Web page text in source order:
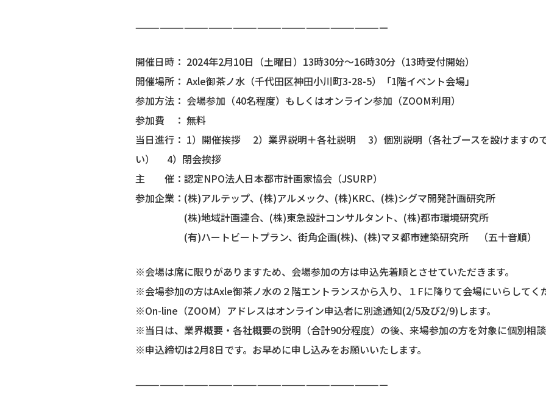
———————————————————————————————
開催日時： 2024年2月10日（土曜日）13時30分〜16時30分（13時受付開始）
開催場所： Axle御茶ノ水（千代田区神田小川町3-28-5）「1階イベント会場」
参加方法： 会場参加（40名程度）もしくはオンライン参加（ZOOM利用）
参加費 ： 無料
当日進行： 1）開催挨拶 2）業界説明＋各社説明 3）個別説明（各社ブースを設けますの
い） 4）閉会挨拶
主 催：認定NPO法人日本都市計画家協会（JSURP）
参加企業：(株)アルテップ、(株)アルメック、(株)KRC、(株)シグマ開発計画研究所
(株)地域計画連合、(株)東急設計コンサルタント、(株)都市環境研究所
(有)ハートビートプラン、街角企画(株)、(株)マヌ都市建築研究所 （五十音順）
※会場は席に限りがありますため、会場参加の方は申込先着順とさせていただきます。
※会場参加の方はAxle御茶ノ水の２階エントランスから入り、１Fに降りて会場にいらしてく
※On-line（ZOOM）アドレスはオンライン申込者に別途通知(2/5及び2/9)します。
※当日は、業界概要・各社概要の説明（合計90分程度）の後、来場参加の方を対象に個別相談
※申込締切は2月8日です。お早めに申し込みをお願いいたします。
———————————————————————————————